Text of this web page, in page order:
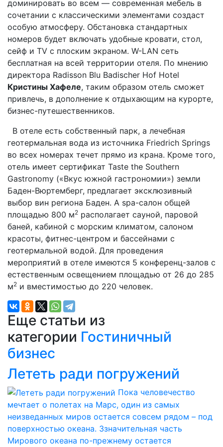
доминировать во всем — современная мебель в
сочетании с классическими элементами создаст
особую атмосферу. Обстановка стандартных
номеров будет включать удобные кровати, стол,
сейф и TV с плоским экраном. W-LAN сеть
бесплатная на всей территории отеля. По мнению
директора Radisson Blu Badischer Hof Hotel
Кристины Хафеле, таким образом отель сможет
привлечь, в дополнение к отдыхающим на курорте,
бизнес-путешественников.
В отеле есть собственный парк, а лечебная
геотермальная вода из источника Friedrich Springs
во всех номерах течет прямо из крана. Кроме того,
отель имеет сертификат Taste the Southern
Gastronomy («Вкус южной гастрономии») земли
Баден-Вюртемберг, предлагает эксклюзивный
выбор вин региона Баден. А spa-салон общей
площадью 800 м2 располагает сауной, паровой
баней, кабиной с морским климатом, салоном
красоты, фитнес-центром и бассейнами с
геотермальной водой. Для проведения
мероприятий в отеле имеются 5 конференц-залов с
естественным освещением площадью от 26 до 285
м2 и вместимостью до 220 человек.
Еще статьи из
категории Гостиничный
бизнес
Лететь ради погружений
Пока человечество
мечтает о полетах на Марс, один из самых
неизведанных миров остается совсем рядом – под
поверхностью океана. Ззначительная часть
Мирового океана по-прежнему остается